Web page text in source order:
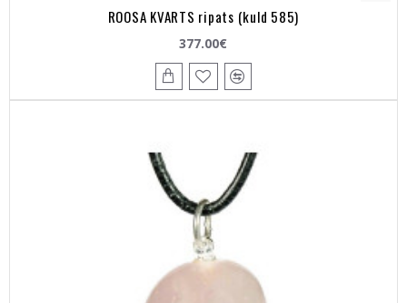
ROOSA KVARTS ripats (kuld 585)
377.00€